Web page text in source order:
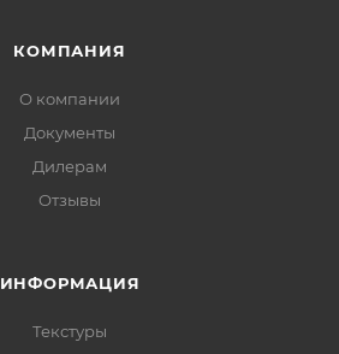
КОМПАНИЯ
О компании
Документы
Дилерам
Отзывы
ИНФОРМАЦИЯ
Текстуры